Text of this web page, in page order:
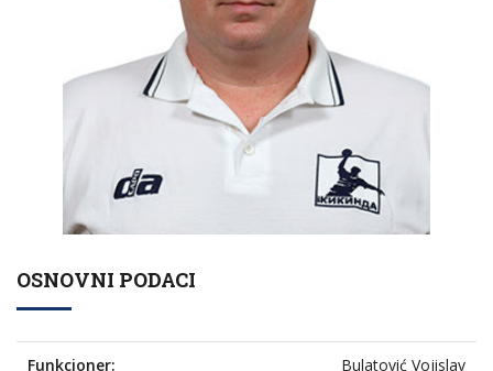
OSNOVNI PODACI
Funkcioner: Bulatović Vojislav